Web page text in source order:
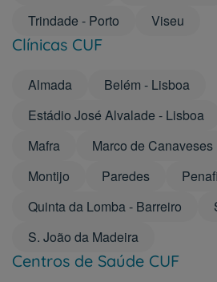
Trindade - Porto
Viseu
Clínicas CUF
Almada
Belém - Lisboa
Estádio José Alvalade - Lisboa
Mafra
Marco de Canaveses
Montijo
Paredes
Quinta da Lomba - Barreiro
S. João da Madeira
Centros de Saúde CUF